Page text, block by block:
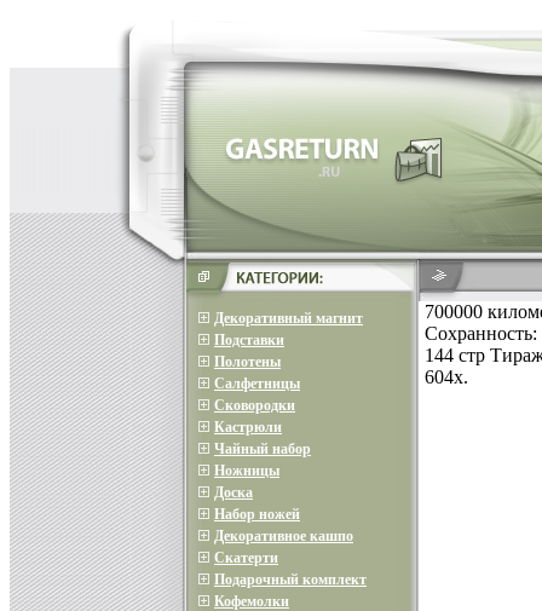
Декоративный магнит
Подставки
Полотены
Салфетницы
Сковородки
Кастрюли
Чайный набор
Ножницы
Доска
Набор ножей
Декоративное кашпо
Скатерти
Подарочный комплект
Кофемолки
700000
144 стр
604x.